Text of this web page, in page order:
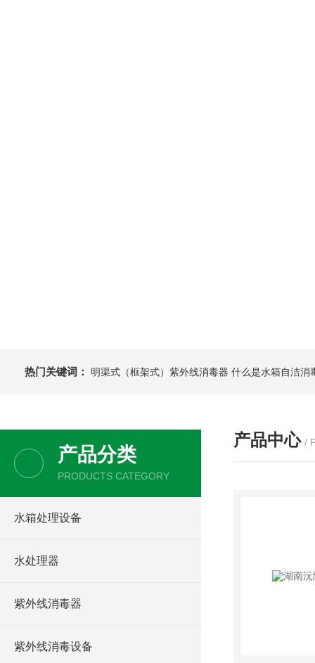
热门关键词： 明渠式（框架式）紫外线消毒器 什么是水箱自洁消
产品分类
PRODUCTS CATEGORY
水箱处理设备
水处理器
紫外线消毒器
紫外线消毒设备
产品中心 /